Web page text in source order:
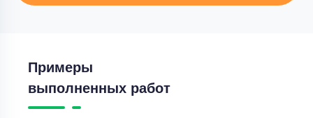
Примеры
выполненных работ